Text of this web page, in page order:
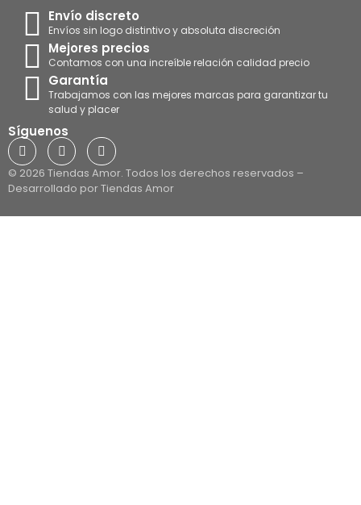
Envío discreto
Envíos sin logo distintivo y absoluta discreción
Mejores precios
Contamos con una increíble relación calidad precio
Garantía
Trabajamos con las mejores marcas para garantizar tu
salud y placer
Síguenos
© 2026 Tiendas Amor. Todos los derechos reservados –
Desarrollado por Tiendas Amor